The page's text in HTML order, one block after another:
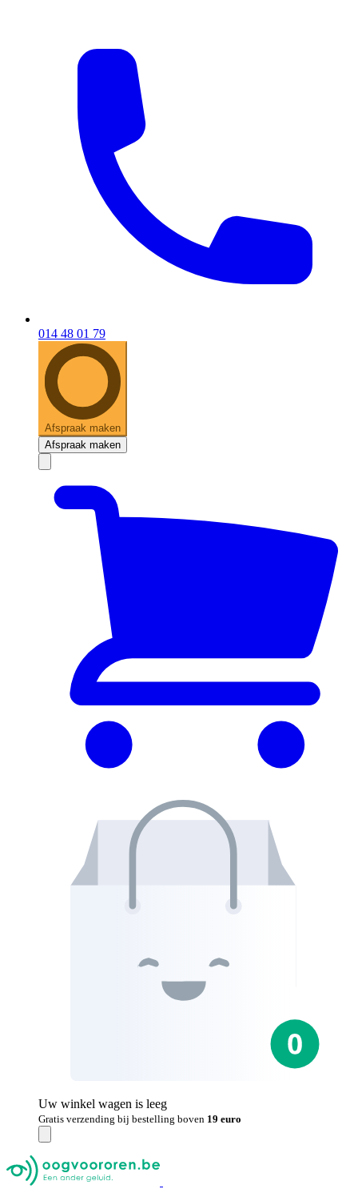
014 48 01 79
Afspraak maken
Afspraak maken
Uw winkel wagen is leeg
Gratis verzending bij bestelling boven 19 euro